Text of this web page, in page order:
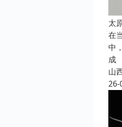
太
在
中
成
山
26-